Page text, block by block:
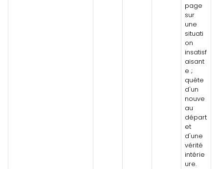
page
sur
une
situati
on
insatisf
aisant
e ;
quête
d'un
nouve
au
départ
et
d'une
vérité
intérie
ure.